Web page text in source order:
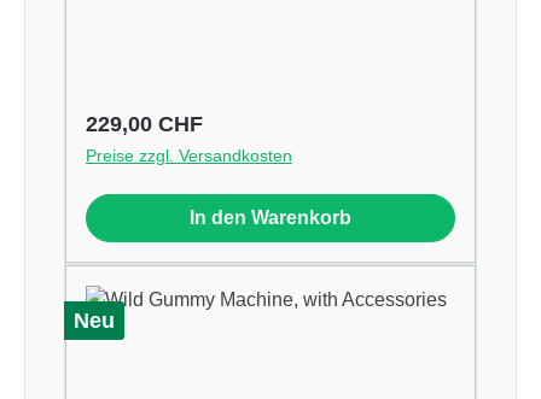
Regulärer Preis:
229,00 CHF
Preise zzgl. Versandkosten
In den Warenkorb
Neu